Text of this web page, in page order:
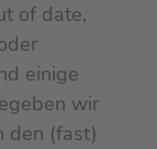
of date,
einige
wir
den (fast)